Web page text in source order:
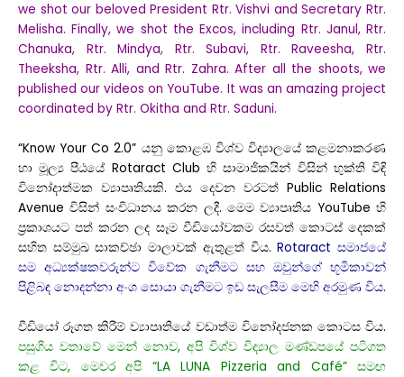
we shot our beloved President Rtr. Vishvi and Secretary Rtr.
Melisha. Finally, we shot the Excos, including Rtr. Janul, Rtr.
Chanuka, Rtr. Mindya, Rtr. Subavi, Rtr. Raveesha, Rtr.
Theeksha, Rtr. Alli, and Rtr. Zahra. After all the shoots, we
published our videos on YouTube. It was an amazing project
coordinated by Rtr. Okitha and Rtr. Saduni.
“Know Your Co 2.0” යනු කොළඹ විශ්ව විද්‍යාලයේ කළමනාකරණ
හා මූල්‍ය පීඨයේ Rotaract Club හි සාමාජිකයින් විසින් භුක්ති විඳි
විනෝදාත්මක ව්‍යාපෘතියකි. එය දෙවන වරටත් Public Relations
Avenue විසින් සංවිධානය කරන ලදී. මෙම ව්‍යාපෘතිය YouTube හි
ප්‍රකාශයට පත් කරන ලද සෑම වීඩියෝවකම රසවත් කොටස් දෙකක්
සහිත සම්මුඛ සාකච්ඡා මාලාවක් ඇතුළත් විය.Rotaract සමාජයේ
සම අධ්‍යක්ෂකවරුන්ට විවේක ගැනීමට සහ ඔවුන්ගේ භූමිකාවන්
පිළිබඳ නොදන්නා අංශ සොයා ගැනීමට ඉඩ සැලසීම මෙහි අරමුණ විය.
වීඩියෝ රූගත කිරීම් ව්‍යාපෘතියේ වඩාත්ම විනෝදජනක කොටස විය.
පසුගිය වතාවේ මෙන් නොව, අපි විශ්ව විද්‍යාල මණ්ඩපයේ පටිගත
කළ විට, මෙවර අපි “LA LUNA Pizzeria and Café” සමඟ